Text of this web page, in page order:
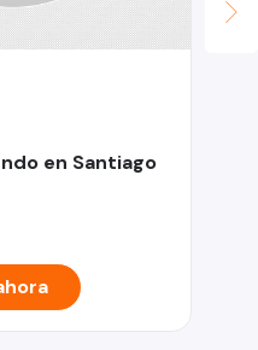
en Santiago